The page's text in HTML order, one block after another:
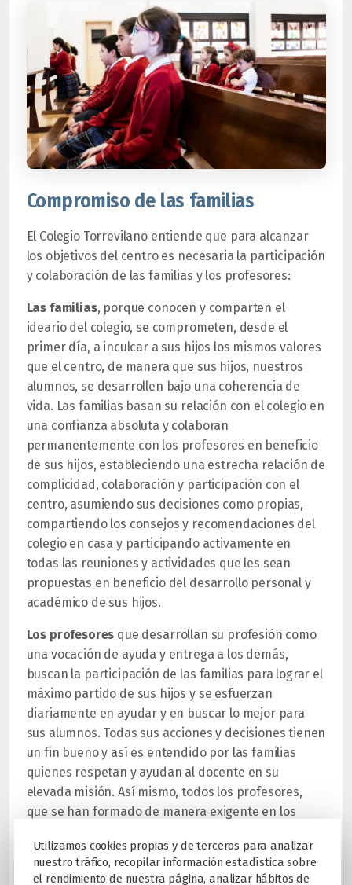
Compromiso de las familias
El Colegio Torrevilano entiende que para alcanzar
los objetivos del centro es necesaria la participación
y colaboración de las familias y los profesores:
Las familias, porque conocen y comparten el
ideario del colegio, se comprometen, desde el
primer día, a inculcar a sus hijos los mismos valores
que el centro, de manera que sus hijos, nuestros
alumnos, se desarrollen bajo una coherencia de
vida. Las familias basan su relación con el colegio en
una confianza absoluta y colaboran
permanentemente con los profesores en beneficio
de sus hijos, estableciendo una estrecha relación de
complicidad, colaboración y participación con el
centro, asumiendo sus decisiones como propias,
compartiendo los consejos y recomendaciones del
colegio en casa y participando activamente en
todas las reuniones y actividades que les sean
propuestas en beneficio del desarrollo personal y
académico de sus hijos.
Los profesores que desarrollan su profesión como
una vocación de ayuda y entrega a los demás,
buscan la participación de las familias para lograr el
máximo partido de sus hijos y se esfuerzan
diariamente en ayudar y en buscar lo mejor para
sus alumnos. Todas sus acciones y decisiones tienen
un fin bueno y así es entendido por las familias
quienes respetan y ayudan al docente en su
elevada misión. Así mismo, todos los profesores,
que se han formado de manera exigente en los
actualizan sus conocimientos permanentemente,
estando al día de los nuevos avances en materia
Utilizamos cookies propias y de terceros para analizar
nuestro tráfico, recopilar información estadística sobre
el rendimiento de nuestra página, analizar hábitos de